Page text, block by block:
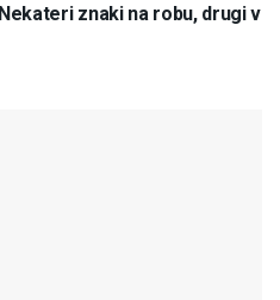
znaki na robu, drugi v